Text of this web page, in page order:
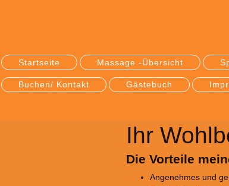
Startseite Massage -Übersicht
Buchen/ Kontakt Gästebuch
Ihr
Die Vorteile
Angenehmes und